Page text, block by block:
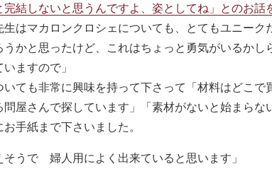
結しないと思うんですよ、姿としてね」とのお話
はマカロンクロシェについても、とてもユニーク
うかと思ったけど、これはちょっと勇気がいるかし
ますので」
ても非常に興味を持って下さって「材料はどこで
屋さんで探しています」「素材がないと始まらな
手紙まで下さいました。
そうで 婦人用によく出来ていると思います」